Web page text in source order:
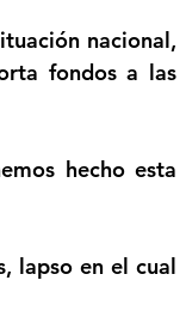
nacional,
fondos a las
hecho esta
lapso en el cual